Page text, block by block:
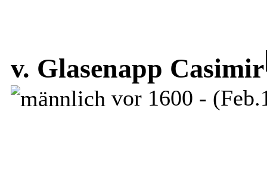
v. Glasenapp Casimir
vor 1600 -